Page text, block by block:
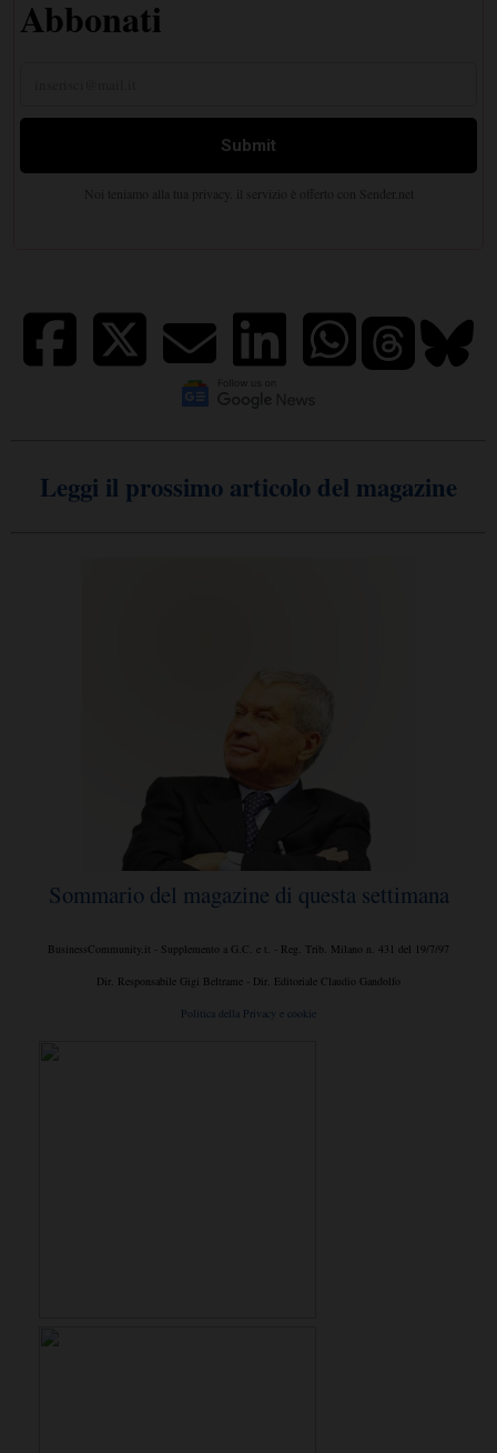
Leggi il prossimo articolo del magazine
Sommario del magazine di questa settimana
BusinessCommunity.it - Supplemento a G.C. e t. - Reg. Trib. Milano n. 431 del 19/7/97
Dir. Responsabile Gigi Beltrame - Dir. Editoriale Claudio Gandolfo
Politica della Privacy e cookie